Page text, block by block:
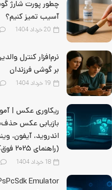
چطور پورت شارژ
آسیب تمیز کنیم؟
20 خرداد 1404
نرم‌افزار کنترل
بر گوشی فرزندان
19 خرداد 1404
ریکاوری عکس |
بازیابی عکس
اندروید، آیفون،
(راهنمای ۲۰۲۵ فوق‌کامل)
18 خرداد 1404